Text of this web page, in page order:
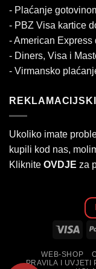
- Plaćanje
- PBZ Visa kartice
- American Express
- Diners, Visa i
- Virmansko
Ukoliko imate
kupili kod nas,
Kliknite OVDJE za
Visa
WEB-SHOP
PRAVILA I UVJETI